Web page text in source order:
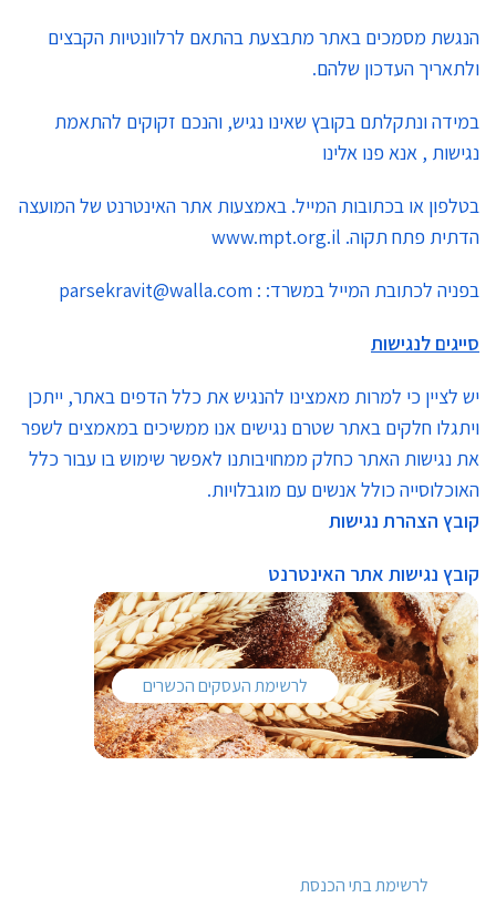
הנגשת מסמכים באתר מתבצעת בהתאם לרלוונטיות הקבצים
ולתאריך העדכון שלהם.
במידה ונתקלתם בקובץ שאינו נגיש, והנכם זקוקים להתאמת
נגישות , אנא פנו אלינו
בטלפון או בכתובות המייל. באמצעות אתר האינטרנט של המועצה
הדתית פתח תקוה. www.mpt.org.il
בפניה לכתובת המייל במשרד: : parsekravit@walla.com
סייגים לנגישות
יש לציין כי למרות מאמצינו להנגיש את כלל הדפים באתר, ייתכן
ויתגלו חלקים באתר שטרם נגישים אנו ממשיכים במאמצים לשפר
את נגישות האתר כחלק ממחויבותנו לאפשר שימוש בו עבור כלל
האוכלוסייה כולל אנשים עם מוגבלויות.
קובץ הצהרת נגישות
קובץ נגישות אתר האינטרנט
לרשימת העסקים הכשרים
לרשימת בתי הכנסת